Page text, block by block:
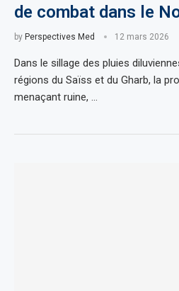
de combat dans le
by Perspectives Med 12 mars 2026
Dans le sillage des pluies
régions du Saïss et du Gharb, la
menaçant ruine, …